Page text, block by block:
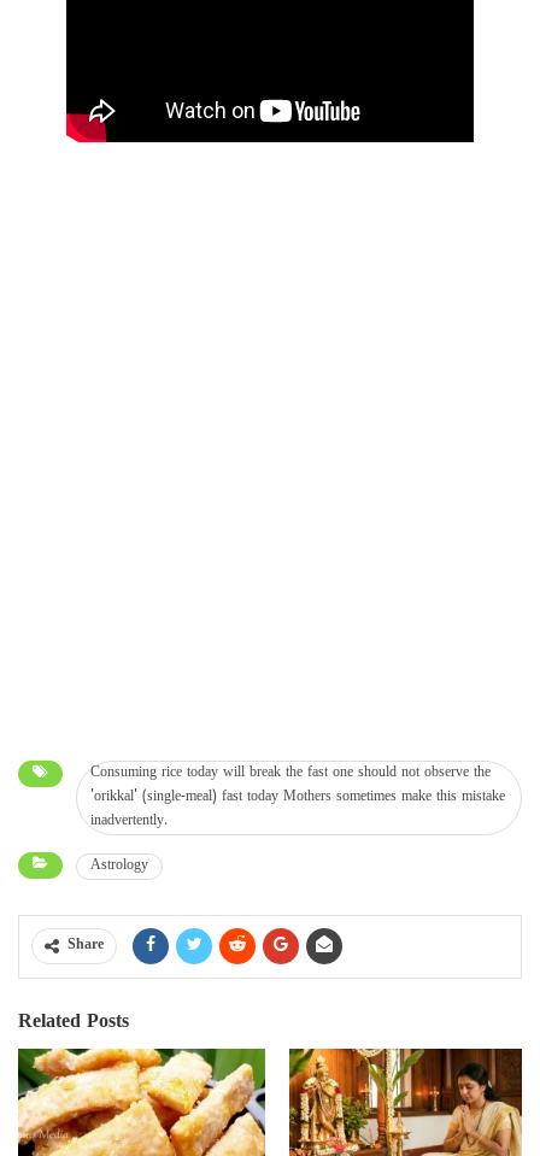
Consuming rice today will break the fast one should not observe the
'orikkal' (single-meal) fast today Mothers sometimes make this mistake
inadvertently.
Astrology
Share
Related Posts